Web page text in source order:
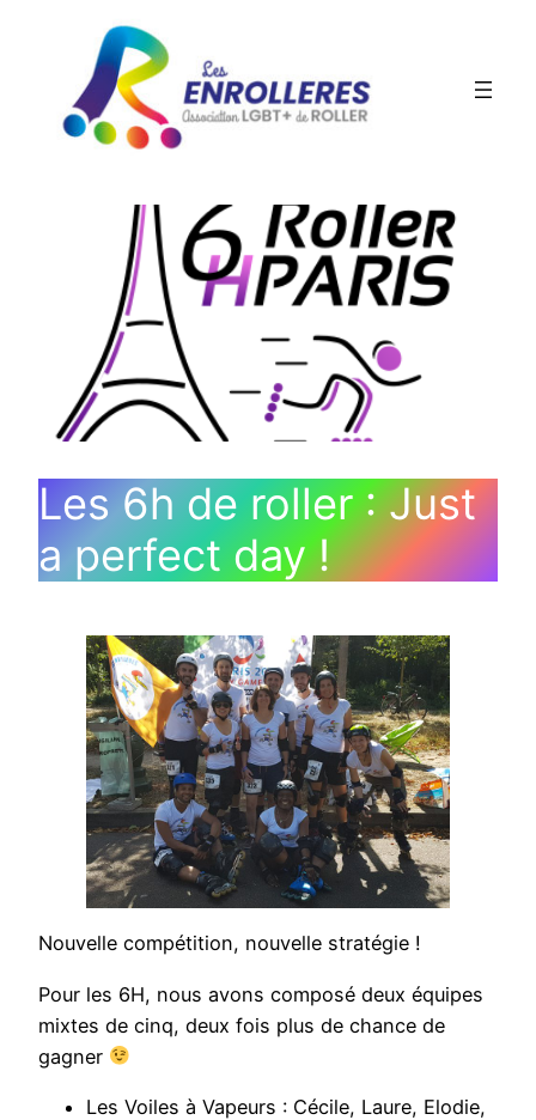
contenu
Les 6h de roller : Just
a perfect day !
Nouvelle compétition, nouvelle stratégie !
Pour les 6H, nous avons composé deux équipes
mixtes de cinq, deux fois plus de chance de
gagner
Les Voiles à Vapeurs : Cécile, Laure, Elodie,